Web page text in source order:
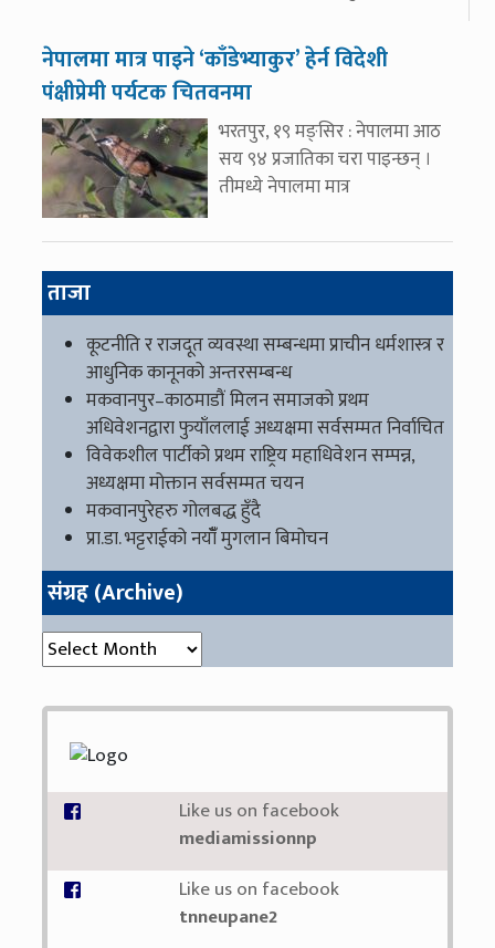
नेपालमा मात्र पाइने ‘काँडेभ्याकुर’ हेर्न विदेशी
पंक्षीप्रेमी पर्यटक चितवनमा
भरतपुर, १९ मङ्सिर : नेपालमा आठ
सय ९४ प्रजातिका चरा पाइन्छन् ।
तीमध्ये नेपालमा मात्र
ताजा
कूटनीति र राजदूत व्यवस्था सम्बन्धमा प्राचीन धर्मशास्त्र र
आधुनिक कानूनको अन्तरसम्बन्ध
मकवानपुर–काठमाडौं मिलन समाजको प्रथम
अधिवेशनद्वारा फुयाँललाई अध्यक्षमा सर्वसम्मत निर्वाचित
विवेकशील पार्टीको प्रथम राष्ट्रिय महाधिवेशन सम्पन्न,
अध्यक्षमा मोक्तान सर्वसम्मत चयन
मकवानपुरेहरु गोलबद्ध हुँदै
प्रा.डा. भट्टराईको नयाँँ मुगलान बिमोचन
संग्रह (Archive)
संग्रह (Archive)
Like us on facebook
mediamissionnp
Like us on facebook
tnneupane2